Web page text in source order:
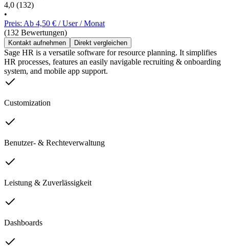
4,0 (132)
•
Preis: Ab 4,50 € / User / Monat
(132 Bewertungen)
Kontakt aufnehmen Direkt vergleichen
Sage HR is a versatile software for resource planning. It simplifies
HR processes, features an easily navigable recruiting & onboarding
system, and mobile app support.
Customization
Benutzer- & Rechteverwaltung
Leistung & Zuverlässigkeit
Dashboards